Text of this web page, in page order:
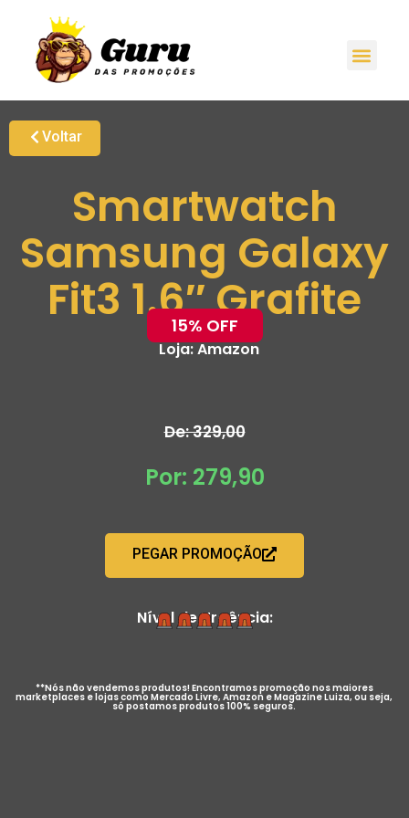
Voltar
Smartwatch
Samsung Galaxy
Fit3 1.6″ Grafite
15% OFF
Loja:Amazon
De: 329,00
Por: 279,90
PEGAR PROMOÇÃO
Nível de Urgência:
**Nós não vendemos produtos! Encontramos promoção nos maiores
marketplaces e lojas como Mercado Livre, Amazon e Magazine Luiza, ou seja,
só postamos produtos 100% seguros.